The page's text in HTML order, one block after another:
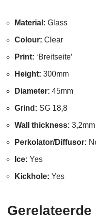
Material: Glass
Colour: Clear
Print: ‘Breitseite’
Height: 300mm
Diameter: 45mm
Grind: SG 18,8
Wall thickness: 3,2mm
Perkolator/Diffusor:
Ice: Yes
Kickhole: Yes